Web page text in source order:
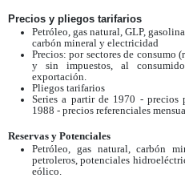
Precios y pliegos tarifarios
Petróleo, gas natural, GLP,
carbón mineral y electricidad
Precios: por sectores de consumo
y sin impuestos, al
exportación.
Pliegos tarifarios
Series a partir de 1970 - precios
1988 - precios referenciales
Reservas y Potenciales
Petróleo, gas natural, carbón
petroleros, potenciales
eólico.